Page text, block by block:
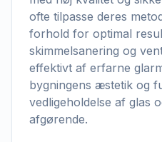
ofte tilpasse deres
forhold for optimal
skimmelsanering og
effektivt af erfarne
bygningens æstetik og
vedligeholdelse af glas
afgørende.